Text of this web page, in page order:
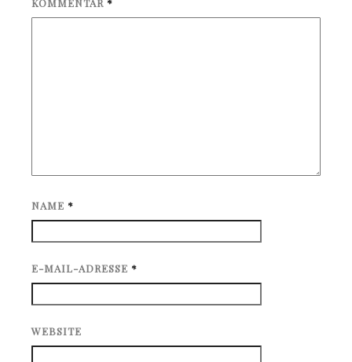
KOMMENTAR *
NAME *
E-MAIL-ADRESSE *
WEBSITE